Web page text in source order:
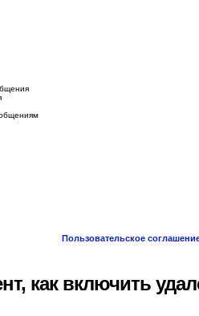
Пользовательское
как включить